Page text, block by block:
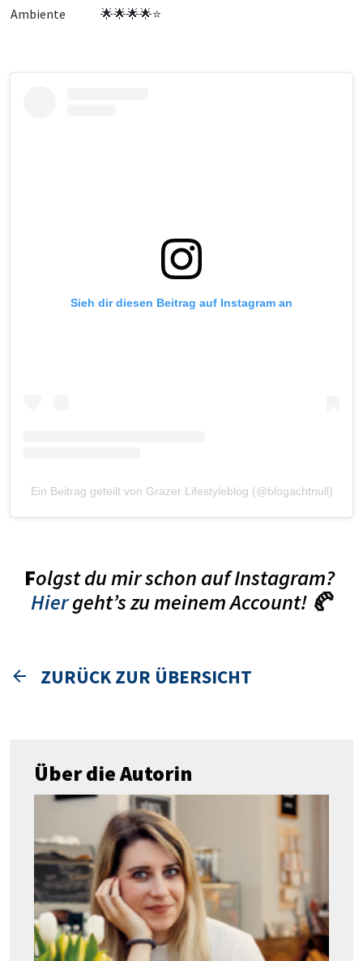
Ambiente
🌟🌟🌟🌟⭐
Sieh dir diesen Beitrag auf Instagram an
Ein Beitrag geteilt von Grazer Lifestyleblog (@blogachtnull)
Folgst du mir schon auf Instagram?
Hiergeht’s zu meinem Account! 🥐
ZURÜCK ZUR ÜBERSICHT
Über die Autorin